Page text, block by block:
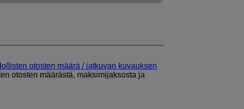
otosten määrä / jatkuvan kuvauksen
otosten määrästä, maksimijaksosta ja